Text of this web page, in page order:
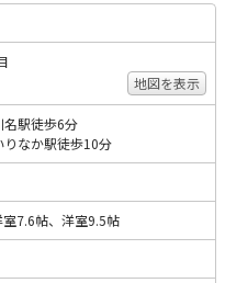
地図を表示
名駅徒歩6分
なか駅徒歩10分
7.6帖、洋室9.5帖